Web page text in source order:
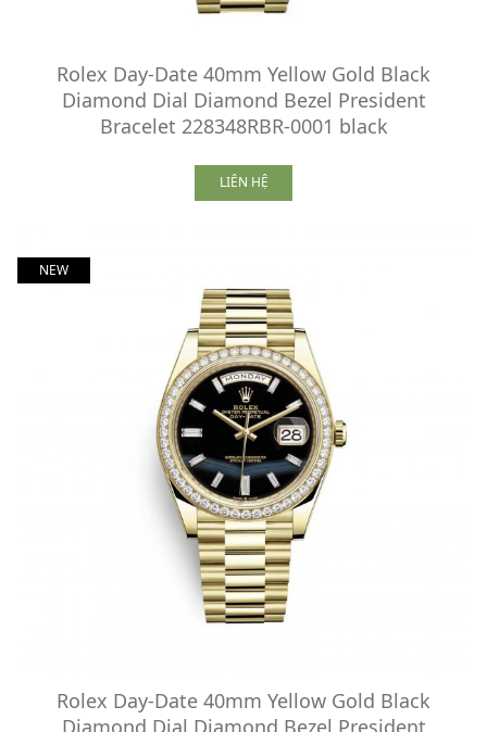
Rolex Day-Date 40mm Yellow Gold Black
Diamond Dial Diamond Bezel President
Bracelet 228348RBR-0001 black
LIÊN HỆ
NEW
Rolex Day-Date 40mm Yellow Gold Black
Diamond Dial Diamond Bezel President